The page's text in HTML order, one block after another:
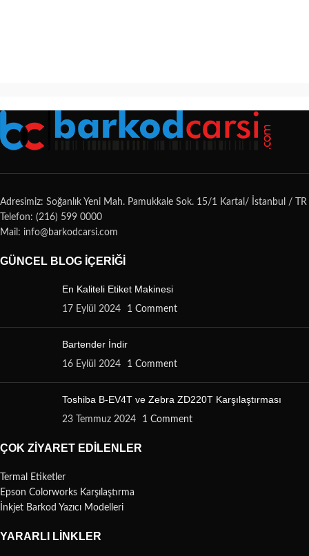
Adresimiz: Soğanlık Yeni Mah. Pamukkale Sok. 15/1 Kartal/ İstanbul / TR
Telefon: (216) 599 0000
Mail: info@barkodcarsi.com
GÜNCEL BLOG İÇERIĞI
En Kaliteli Etiket Makinesi
17 Eylül 2024 1 Comment
Bartender İndir
16 Eylül 2024 1 Comment
Toshiba B-EV4T ve Zebra ZD220T Karşılaştırması
23 Temmuz 2024 1 Comment
ÇOK ZIYARET EDILENLER
Termal Etiketler
Epson Colorworks Karşılaştırma
İnkjet Barkod Yazıcı Modelleri
YARARLI LINKLER